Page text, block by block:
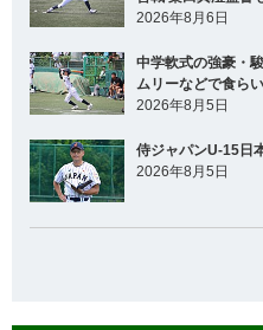
2026年8月6日
中学軟式の強豪・
ムリーなどで食ら
2026年8月5日
侍ジャパンU-15日
2026年8月5日